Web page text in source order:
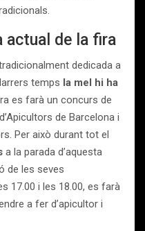
actual de la fira
dedicada a
temps la mel hi ha
es farà un concurs de
de Barcelona i
Per això durant tot el
a la parada d’aquesta
de les seves
17.00 i les 18.00, es farà
a fer d’apicultor i